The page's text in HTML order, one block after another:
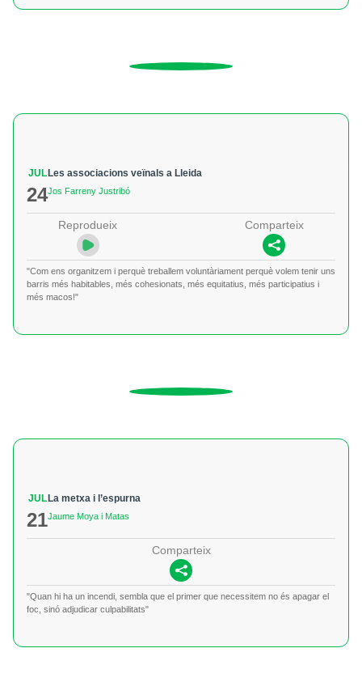
JUL
24
Les associacions veïnals a Lleida
Jos Farreny Justribó
Reprodueix Comparteix
"Com ens organitzem i perquè treballem voluntàriament perquè volem tenir uns
barris més habitables, més cohesionats, més equitatius, més participatius i
més macos!"
JUL
21
La metxa i l’espurna
Jaume Moya i Matas
Comparteix
"Quan hi ha un incendi, sembla que el primer que necessitem no és apagar el
foc, sinó adjudicar culpabilitats"